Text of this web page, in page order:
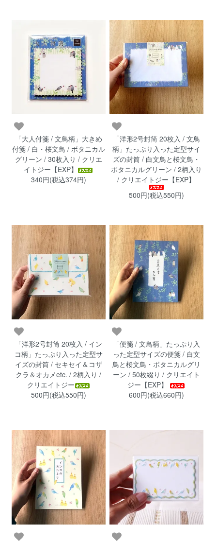
「大人付箋 / 文鳥柄」大きめ
付箋 / 白・桜文鳥 / ボタニカル
グリーン / 30枚入り / クリエ
イトジー【EXP】
340円(税込374円)
「洋形2号封筒 20枚入 / 文鳥
柄」たっぷり入った定型サイ
ズの封筒 / 白文鳥と桜文鳥・
ボタニカルグリーン / 2柄入り
/ クリエイトジー【EXP】
500円(税込550円)
「洋形2号封筒 20枚入 / イン
コ柄」たっぷり入った定型サ
イズの封筒 / セキセイ＆コザ
クラ＆オカメetc. / 2柄入り /
クリエイトジー
500円(税込550円)
「便箋 / 文鳥柄」たっぷり入
った定型サイズの便箋 / 白文
鳥と桜文鳥・ボタニカルグリ
ーン / 50枚綴り / クリエイト
ジー【EXP】
600円(税込660円)